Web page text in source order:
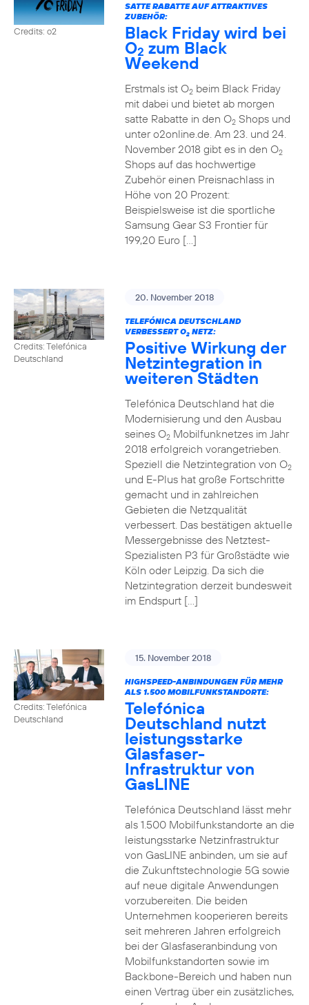
Credits: o2
SATTE RABATTE AUF ATTRAKTIVES
ZUBEHÖR:
Black Friday wird bei
O2 zum Black
Weekend
Erstmals ist O2beim Black Friday
mit dabei und bietet ab morgen
satte Rabatte in den O2Shops und
unter o2online.de. Am 23. und 24.
November 2018 gibt es in den O2
Shops auf das hochwertige
Zubehör einen Preisnachlass in
Höhe von 20 Prozent:
Beispielsweise ist die sportliche
Samsung Gear S3 Frontier für
199,20 Euro […]
Credits: Telefónica
Deutschland
20. November 2018
TELEFÓNICA DEUTSCHLAND
VERBESSERT O2NETZ:
Positive Wirkung der
Netzintegration in
weiteren Städten
Telefónica Deutschland hat die
Modernisierung und den Ausbau
seines O2Mobilfunknetzes im Jahr
2018 erfolgreich vorangetrieben.
Speziell die Netzintegration von O2
und E-Plus hat große Fortschritte
gemacht und in zahlreichen
Gebieten die Netzqualität
verbessert. Das bestätigen aktuelle
Messergebnisse des Netztest-
Spezialisten P3 für Großstädte wie
Köln oder Leipzig. Da sich die
Netzintegration derzeit bundesweit
im Endspurt […]
Credits: Telefónica
Deutschland
15. November 2018
HIGHSPEED-ANBINDUNGEN FÜR MEHR
ALS 1.500 MOBILFUNKSTANDORTE:
Telefónica
Deutschland nutzt
leistungsstarke
Glasfaser-
Infrastruktur von
GasLINE
Telefónica Deutschland lässt mehr
als 1.500 Mobilfunkstandorte an die
leistungsstarke Netzinfrastruktur
von GasLINE anbinden, um sie auf
die Zukunftstechnologie 5G sowie
auf neue digitale Anwendungen
vorzubereiten. Die beiden
Unternehmen kooperieren bereits
seit mehreren Jahren erfolgreich
bei der Glasfaseranbindung von
Mobilfunkstandorten sowie im
Backbone-Bereich und haben nun
einen Vertrag über ein zusätzliches,